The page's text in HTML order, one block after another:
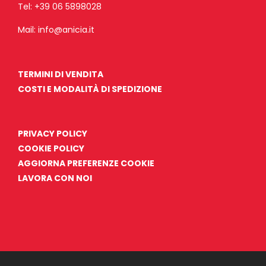
Tel: +39 06 5898028
Mail: info@anicia.it
TERMINI DI VENDITA
COSTI E MODALITÀ DI SPEDIZIONE
PRIVACY POLICY
COOKIE POLICY
AGGIORNA PREFERENZE COOKIE
LAVORA CON NOI